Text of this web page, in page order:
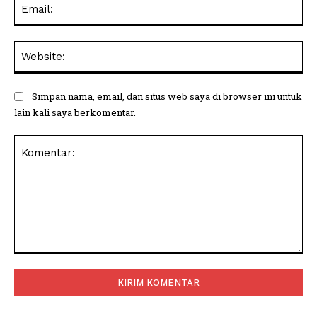
Simpan nama, email, dan situs web saya di browser ini untuk
lain kali saya berkomentar.